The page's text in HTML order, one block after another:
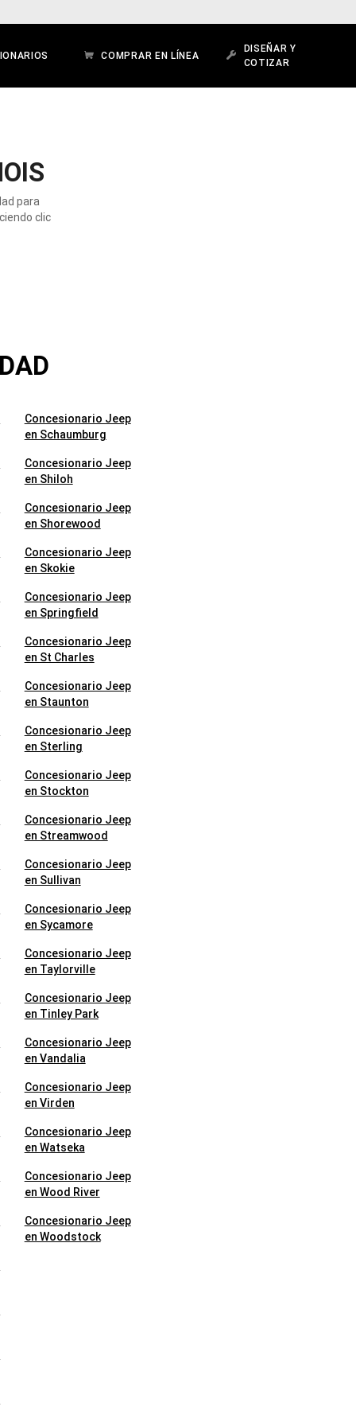
COMPRAR EN LÍNEA
DISEÑAR Y
COTIZAR
para
clic
Concesionario Jeep
en Schaumburg
Concesionario Jeep
en Shiloh
Concesionario Jeep
en Shorewood
Concesionario Jeep
en Skokie
Concesionario Jeep
en Springfield
Concesionario Jeep
en St Charles
Concesionario Jeep
en Staunton
Concesionario Jeep
en Sterling
Concesionario Jeep
en Stockton
Concesionario Jeep
en Streamwood
Concesionario Jeep
en Sullivan
Concesionario Jeep
en Sycamore
Concesionario Jeep
en Taylorville
Concesionario Jeep
en Tinley Park
Concesionario Jeep
en Vandalia
Concesionario Jeep
en Virden
Concesionario Jeep
en Watseka
Concesionario Jeep
en Wood River
Concesionario Jeep
en Woodstock